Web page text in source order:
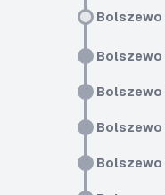
Bolszewo
Bolszewo
Bolszewo
Bolszewo
Bolszewo